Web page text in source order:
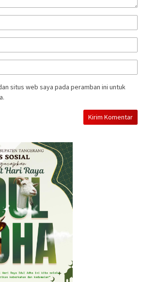
situs web saya pada peramban ini untuk